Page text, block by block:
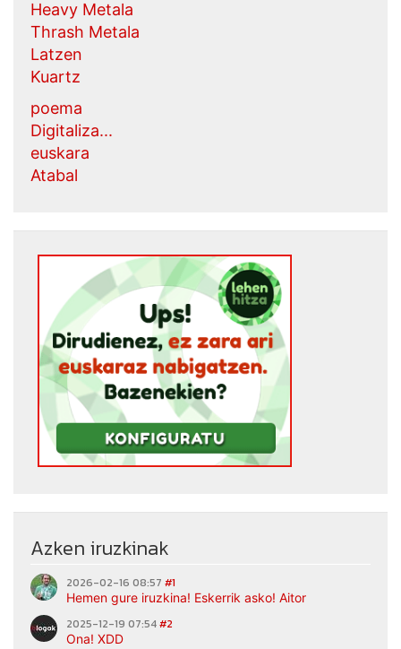
Heavy Metala
Thrash Metala
Latzen
Kuartz
poema
Digitaliza...
euskara
Atabal
Azken iruzkinak
2026-02-16 08:57 #1
Hemen gure iruzkina! Eskerrik asko! Aitor
2025-12-19 07:54#2
Ona! XDD